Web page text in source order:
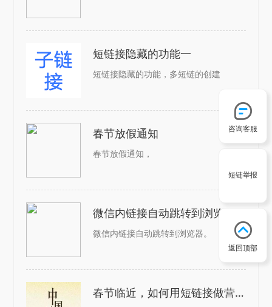
短链接隐藏的功能一
短链接隐藏的功能，多短链的创建
春节放假通知
春节放假通知，
微信内链接自动跳转到浏览器
微信内链接自动跳转到浏览器。
春节临近，如何用短链接做营销
咨询客服
短链举报
返回顶部